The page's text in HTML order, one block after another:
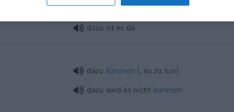
dazu habe ich keineLust
dazu ist es da
dazu kommen (, es zu tun)
dazu wird es nicht kommen